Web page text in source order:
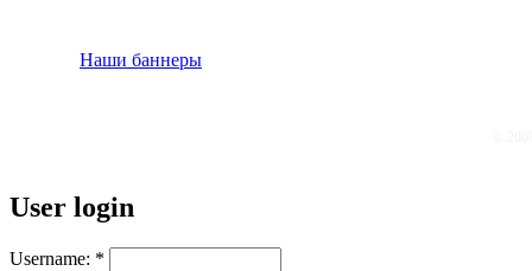
Наши баннеры
User login
Username: *